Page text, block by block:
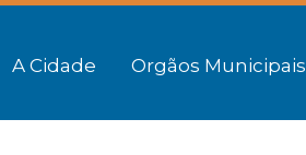
A Cidade Orgãos Municipais